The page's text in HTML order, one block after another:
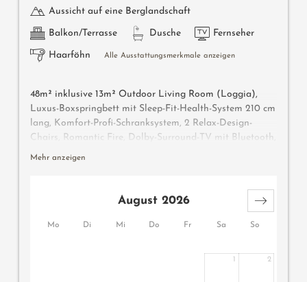
Aussicht auf eine Berglandschaft
Balkon/Terrasse Dusche Fernseher
Haarföhn Alle Ausstattungsmerkmale anzeigen
48m² inklusive 13m² Outdoor Living Room (Loggia),
Luxus-Boxspringbett mit Sleep-Fit-Health-System 210 cm
lang, Komfort-Profi-Schranksystem, 2 Relax-Design-
Chairs, Romantic Fire, Dolby-Surround-TV mit Bluetooth,
Koffer-Designbar mit Wein-, Nespresso- & Teedesk,
Waschtisch für Sie & Ihn, WC getrennt, Outdoor Living
Room mit privater Atmosphäre & Day Bed für 2,
bequeme Sitzmöbel, Duftkräuter, Wärmestrahler und
Mehr anzeigen
Mo Di Mi Do Fr Sa So
August 2026
1 2